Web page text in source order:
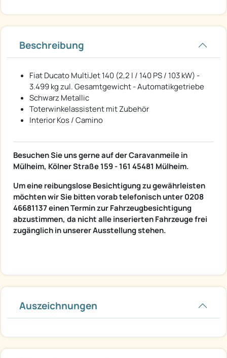
Beschreibung
Fiat Ducato MultiJet 140 (2,2 l / 140 PS / 103 kW) -
3.499 kg zul. Gesamtgewicht - Automatikgetriebe
Schwarz Metallic
Toterwinkelassistent mit Zubehör
Interior Kos / Camino
Besuchen Sie uns gerne auf der Caravanmeile in
Mülheim, Kölner Straße 159 - 161 45481 Mülheim.
Um eine reibungslose Besichtigung zu gewährleisten
möchten wir Sie bitten vorab telefonisch unter 0208
46681137 einen Termin zur Fahrzeugbesichtigung
abzustimmen, da nicht alle inserierten Fahrzeuge frei
zugänglich in unserer Ausstellung stehen.
Auszeichnungen